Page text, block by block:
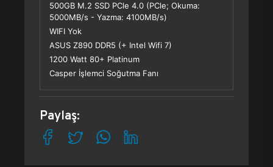
500GB M.2 SSD PCle 4.0 (PCle; Okuma:
5000MB/s - Yazma: 4100MB/s)
WIFI Yok
ASUS Z890 DDR5 (+ Intel Wifi 7)
1200 Watt 80+ Platinum
Casper İşlemci Soğutma Fanı
Paylaş: